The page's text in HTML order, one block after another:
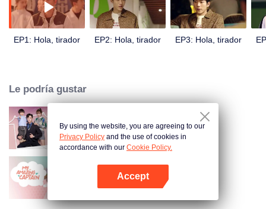
EP1: Hola, tirador EP2: Hola, tirador EP3: Hola, tirador
Le podría gustar
Memorias contigo
Mi Capitán Increíble
By using the website, you are agreeing to our
Privacy Policy and the use of cookies in
accordance with our Cookie Policy.
Accept